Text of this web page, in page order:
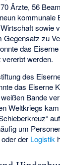
Ärzte, 56
kommunale
sowie
Gegensatz zu
das
werden.
des
das Eiserne
Bande
Weltkriegs
um
oder der Logistik